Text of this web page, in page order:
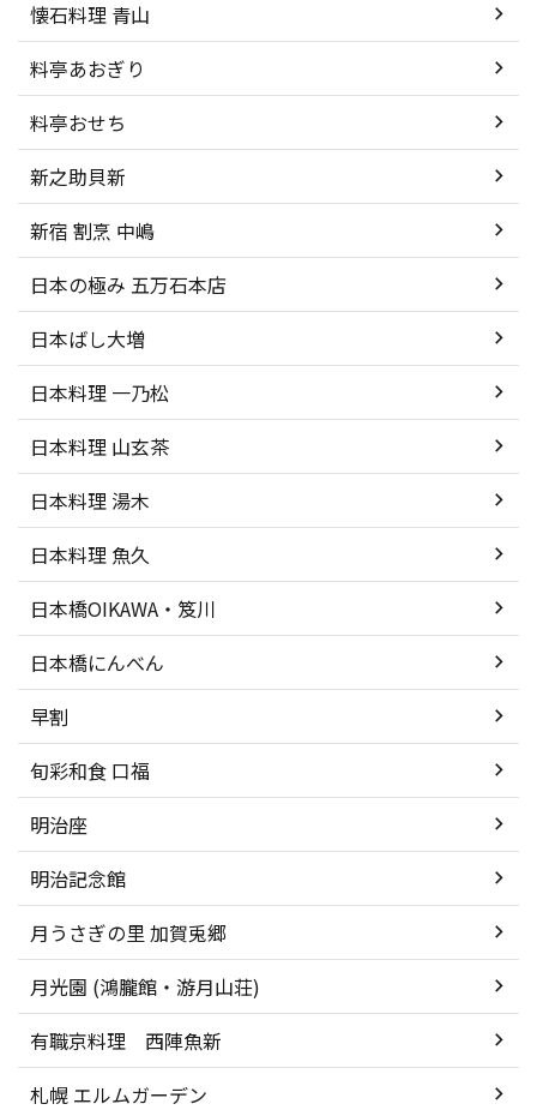
懐石料理 青山
料亭あおぎり
料亭おせち
新之助貝新
新宿 割烹 中嶋
日本の極み 五万石本店
日本ばし大増
日本料理 一乃松
日本料理 山玄茶
日本料理 湯木
日本料理 魚久
日本橋OIKAWA・笈川
日本橋にんべん
早割
旬彩和食 口福
明治座
明治記念館
月うさぎの里 加賀兎郷
月光園 (鴻朧館・游月山荘)
有職京料理 西陣魚新
札幌 エルムガーデン